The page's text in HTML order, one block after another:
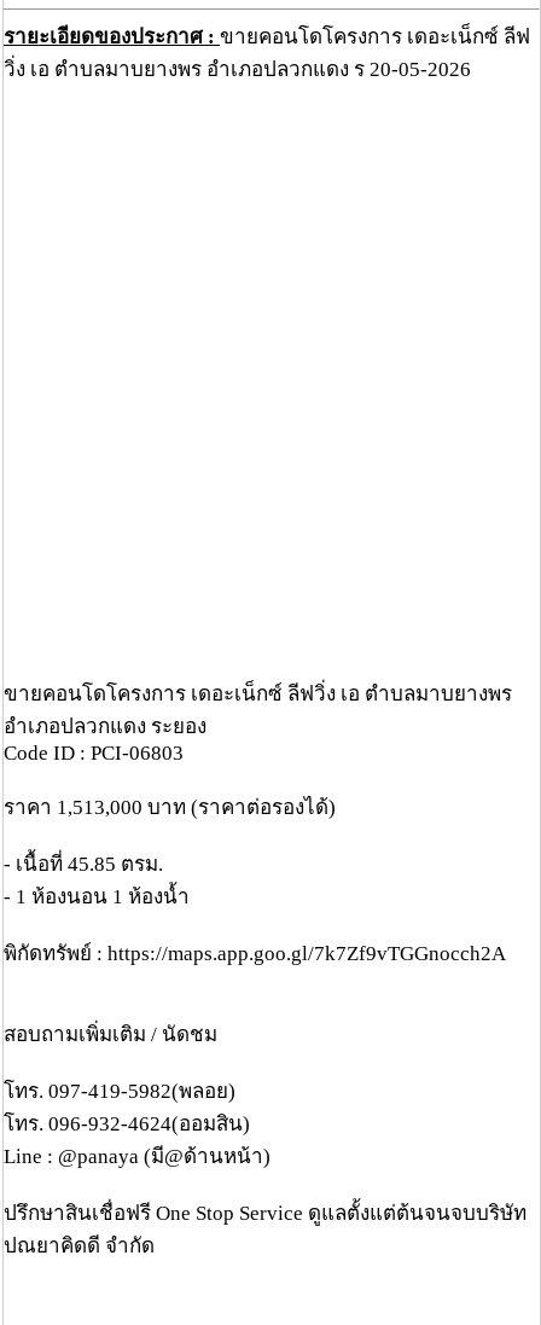
รายะเอียดของประกาศ : ขายคอนโดโครงการ เดอะเน็กซ์ ลีฟ
วิ่ง เอ ตำบลมาบยางพร อำเภอปลวกแดง ร 20-05-2026
ขายคอนโดโครงการ เดอะเน็กซ์ ลีฟวิ่ง เอ ตำบลมาบยางพร
อำเภอปลวกแดง ระยอง
Code ID : PCI-06803
ราคา 1,513,000 บาท (ราคาต่อรองได้)
- เนื้อที่ 45.85 ตรม.
- 1 ห้องนอน 1 ห้องน้ำ
พิกัดทรัพย์ : https://maps.app.goo.gl/7k7Zf9vTGGnocch2A
สอบถามเพิ่มเติม / นัดชม
โทร. 097-419-5982(พลอย)
โทร. 096-932-4624(ออมสิน)
Line : @panaya (มี@ด้านหน้า)
ปรึกษาสินเชื่อฟรี One Stop Service ดูแลตั้งแต่ต้นจนจบบริษัท
ปณยาคิดดี จำกัด